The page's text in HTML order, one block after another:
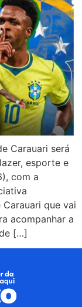
Carauari será
esporte e
com a
que vai
acompanhar a
[…]